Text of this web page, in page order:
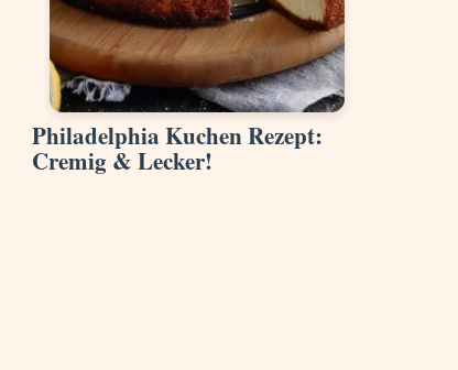
Philadelphia Kuchen Rezept:
Cremig & Lecker!